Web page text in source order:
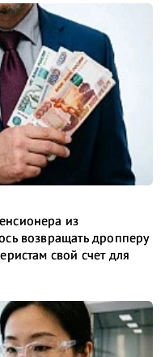
из
возвращать дропперу
свой счет для